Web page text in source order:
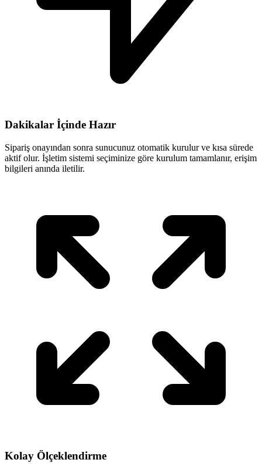
Dakikalar İçinde Hazır
Sipariş onayından sonra sunucunuz otomatik kurulur ve kısa sürede
aktif olur. İşletim sistemi seçiminize göre kurulum tamamlanır, erişim
bilgileri anında iletilir.
Kolay Ölçeklendirme